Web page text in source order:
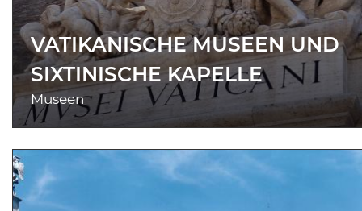
VATIKANISCHE MUSEEN UND
SIXTINISCHE KAPELLE
Museen